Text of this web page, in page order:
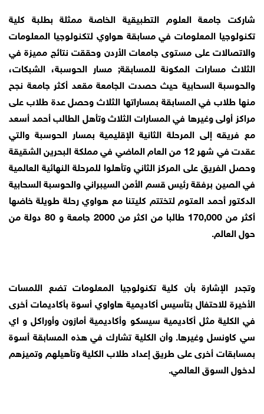
شاركت جامعة العلوم التطبيقية الخاصة ممثلة بطلبة كلية
تكنولوجيا المعلومات في مسابقة هواوي لتكنولوجيا المعلومات
والاتصالات على مستوى جامعات الأردن وحققت نتائج مميزة في
الثلاث مسارات المكونة للمسابقة; مسار الحوسبة، الشبكات،
والحوسبة السحابية حيث حصدت الجامعة مقعد أكثر جامعة نجح
منها طلاب في المسابقة بمساراتها الثلاث وحصل عدة طلاب على
مراكز أولى وغيرها في المسارات الثلاث وتأهل الطالب أحمد أسعد
مع فريقه إلى المرحلة الثانية الإقليمية بمسار الحوسبة والتي
عقدت في شهر 12 من العام الماضي في مملكة البحرين الشقيقة
وحصل الفريق على المركز الثاني وتأهلوا للمرحلة النهائية العالمية
في الصين برفقة رئيس قسم الأمن السيبراني والحوسبة السحابية
الدكتور أحمد العتوم لتختتم كليتنا مع هواوي رحلة طويلة خاضها
أكثر من 170,000 طالبا من اكثر من 2000 جامعة و 80 دولة من
حول العالم.
وتجدر الإشارة بأن كلية تكنولوجيا المعلومات تضع اللمسات
الأخيرة للاحتفال بتأسيس أكاديمية هاواوي أسوة بأكاديمات أخرى
في الكلية مثل أكاديمية سيسكو وأكاديمية أمازون وأوراكل و اي
سي كاونسل وغيرها. وأن الكلية تشارك في هذه المسابقة أسوة
بمسابقات أخرى على طريق إعداد طلاب الكلية وتأهيلهم وتميزهم
لدخول السوق العالمي.